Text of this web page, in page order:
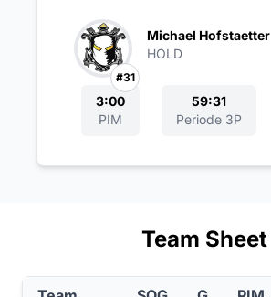
#31
Michael Hofstaetter
HOLD
3:00
PIM
59:31
Periode 3P
Team Sheet